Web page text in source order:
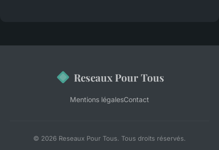
Reseaux Pour Tous
Mentions légalesContact
© 2026 Reseaux Pour Tous. Tous droits réservés.